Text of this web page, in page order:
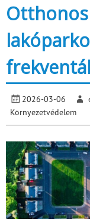
2026-03-06
Környezetvédelem